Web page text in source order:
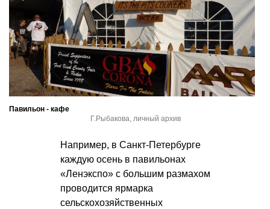
Павильон - кафе
Г.Рыбакова, личный архив
Например, в Санкт-Петербурге
каждую осень в павильонах
«Ленэкспо» с большим размахом
проводится ярмарка
сельскохозяйственных